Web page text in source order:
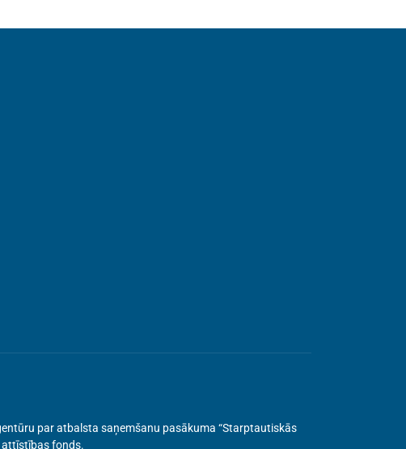
par atbalsta saņemšanu pasākuma “Starptautiskās
attīstības fonds.